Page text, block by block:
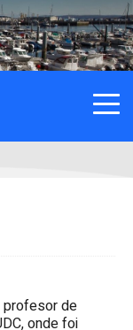
profesor de
onde foi